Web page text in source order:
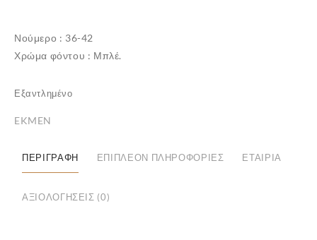
Νούμερο : 36-42
Χρώμα φόντου : Μπλέ.
Εξαντλημένο
EKMEN
ΠΕΡΙΓΡΑΦΉ ΕΠΙΠΛΈΟΝ ΠΛΗΡΟΦΟΡΊΕΣ ΕΤΑΙΡΊΑ
ΑΞΙΟΛΟΓΉΣΕΙΣ (0)